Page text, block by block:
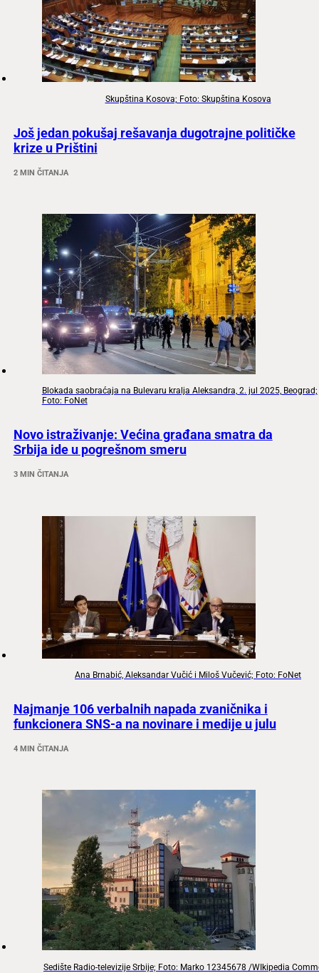
Skupština Kosova; Foto: Skupština Kosova
Još jedan pokušaj rešavanja dugotrajne političke
krize u Prištini
2 MIN ČITANJA
Blokada saobraćaja na Bulevaru kralja Aleksandra, 2. jul 2025, Beograd;
Foto: FoNet
Novo istraživanje: Većina građana smatra da
Srbija ide u pogrešnom smeru
3 MIN ČITANJA
Ana Brnabić, Aleksandar Vučić i Miloš Vučević; Foto: FoNet
Najmanje 106 verbalnih napada zvaničnika i
funkcionera SNS-a na novinare i medije u julu
4 MIN ČITANJA
Sedište Radio-televizije Srbije; Foto: Marko 12345678 /WIkipedia